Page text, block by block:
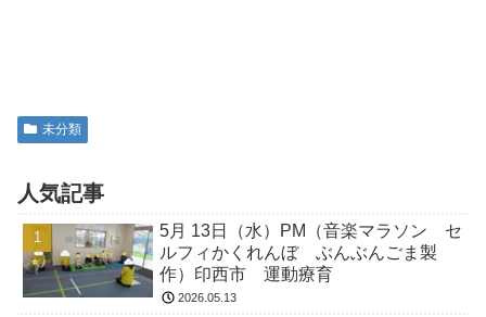
未分類
人気記事
5月 13日（水）PM（音楽マラソン セ
ルフィかくれんぼ ぶんぶんごま製
作）印西市 運動療育
2026.05.13